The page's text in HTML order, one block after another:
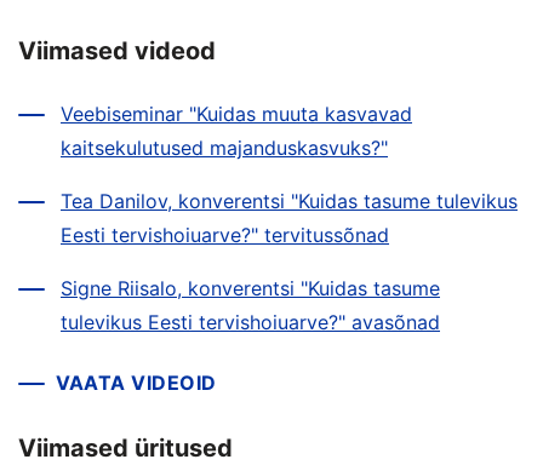
Viimased videod
Veebiseminar "Kuidas muuta kasvavad
kaitsekulutused majanduskasvuks?"
Tea Danilov, konverentsi "Kuidas tasume tulevikus
Eesti tervishoiuarve?" tervitussõnad
Signe Riisalo, konverentsi "Kuidas tasume
tulevikus Eesti tervishoiuarve?" avasõnad
VAATA VIDEOID
Viimased üritused